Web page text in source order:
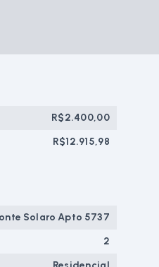
R$2.400,00
R$12.915,98
Solaro Apto 5737
2